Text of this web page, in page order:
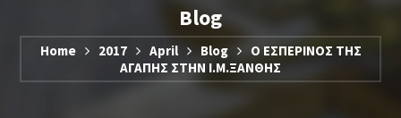
Blog
Home 2017 April Blog
Ο ΕΣΠΕΡΙΝΟΣ ΤΗΣ
ΑΓΑΠΗΣ ΣΤΗΝ Ι.Μ.ΞΑΝΘΗΣ